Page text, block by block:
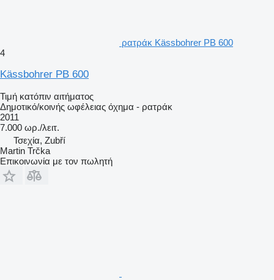
ρατράκ Kässbohrer PB 600
4
Kässbohrer PB 600
Τιμή κατόπιν αιτήματος
Δημοτικό/κοινής ωφέλειας όχημα - ρατράκ
2011
7.000 ωρ./λειτ.
Τσεχία, Zubří
Martin Trčka
Επικοινωνία με τον πωλητή